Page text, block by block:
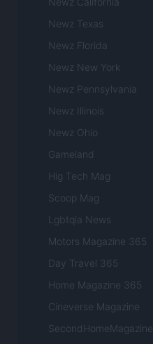
Newz Texas
Newz Florida
Newz New York
Newz Pennsylvania
Newz Illinois
Newz Ohio
Gameland
Hig Tech Mag
Scoop Mag
Lgbtqia News
Motors Magazine 365
Day Travel 365
Home Magazine 365
Cineverse Magazine
SecondHomeMagazine